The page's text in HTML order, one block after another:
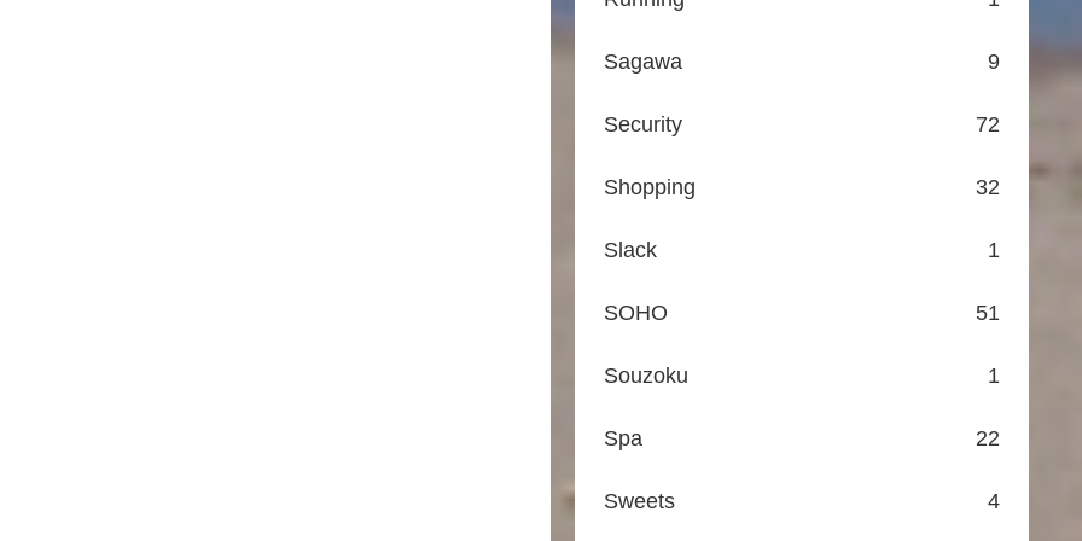
Sagawa 9
Security 72
Shopping 32
Slack 1
SOHO 51
Souzoku 1
Spa 22
Sweets 4